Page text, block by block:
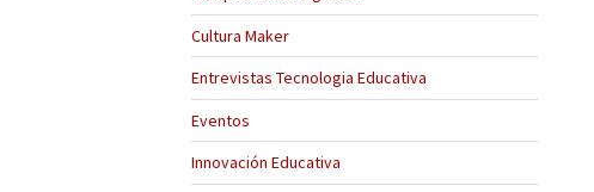
Cultura Maker
Entrevistas Tecnologia Educativa
Eventos
Innovación Educativa